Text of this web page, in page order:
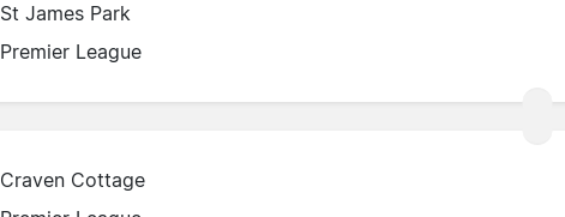
St James Park
Premier League
Craven Cottage